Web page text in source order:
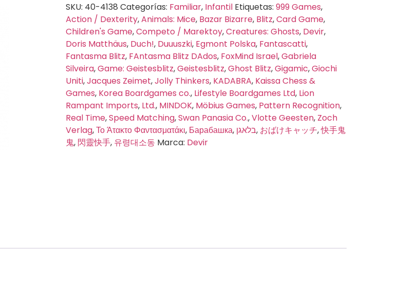
SKU: 40-4138 Categorías: Familiar, Infantil Etiquetas: 999 Games,
Action / Dexterity,Animals: Mice, Bazar Bizarre, Blitz,Card Game,
Children's Game,Competo / Marektoy,Creatures: Ghosts, Devir,
Doris Matthäus, Duch!, Duuuszki, Egmont Polska, Fantascatti,
Fantasma Blitz, FAntasma Blitz DAdos, FoxMind Israel,Gabriela
Silveira,Game: Geistesblitz,Geistesblitz,Ghost Blitz,Gigamic,Giochi
Uniti,Jacques Zeimet,Jolly Thinkers, KADABRA, Kaissa Chess &
Games, Korea Boardgames co., Lifestyle Boardgames Ltd, Lion
Rampant Imports, Ltd., MINDOK, Möbius Games, Pattern Recognition,
Real Time,Speed Matching,Swan Panasia Co.,Vlotte Geesten, Zoch
Verlag,Το Άτακτο Φαντασματάκι, Барабашка, בלאגן, おばけキャッチ,快手鬼
鬼, 閃靈快手, 유령대소동 Marca: Devir